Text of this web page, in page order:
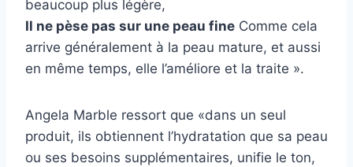
beaucoup plus légère,
Il ne pèse pas sur une peau fine Comme cela
arrive généralement à la peau mature, et aussi
en même temps, elle l’améliore et la traite ».
Angela Marble ressort que «dans un seul
produit, ils obtiennent l’hydratation que sa peau
ou ses besoins supplémentaires, unifie le ton,